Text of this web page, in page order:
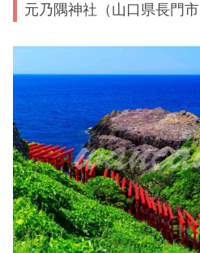
元乃隅神社（山口県長門市